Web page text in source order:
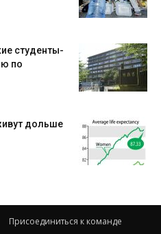
студенты-
по
дольше
Присоединиться к команде